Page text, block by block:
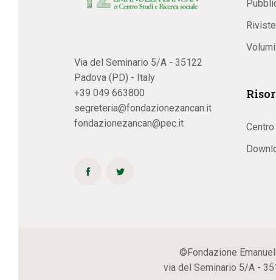
Via del Seminario 5/A - 35122
Padova (PD) - Italy
+39 049 663800
segreteria@fondazionezancan.it
fondazionezancan@pec.it
Riviste
Volumi
©Fondazione
via del Seminario 5/A -